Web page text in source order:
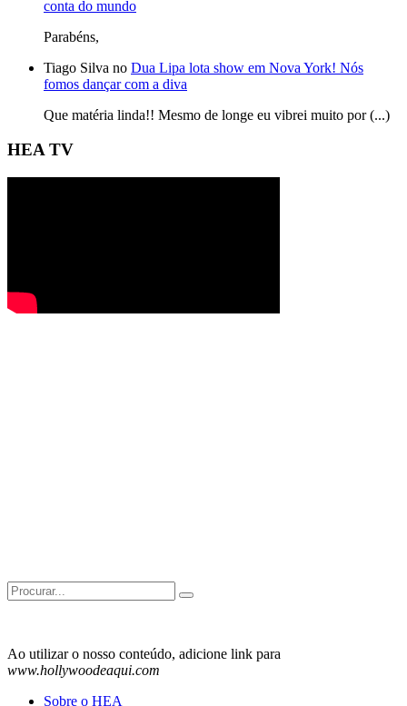
conta do mundo
Parabéns,
Tiago Silva no Dua Lipa lota show em Nova York! Nós
fomos dançar com a diva
Que matéria linda!! Mesmo de longe eu vibrei muito por (...)
HEA TV
Search
for:
Ao utilizar o nosso conteúdo, adicione link para
www.hollywoodeaqui.com
Sobre o HEA